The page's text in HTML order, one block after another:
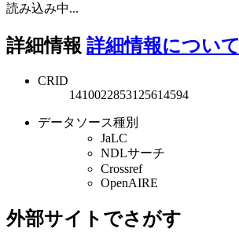
読み込み中...
詳細情報 詳細情報について
CRID
1410022853125614594
データソース種別
JaLC
NDLサーチ
Crossref
OpenAIRE
外部サイトでさがす